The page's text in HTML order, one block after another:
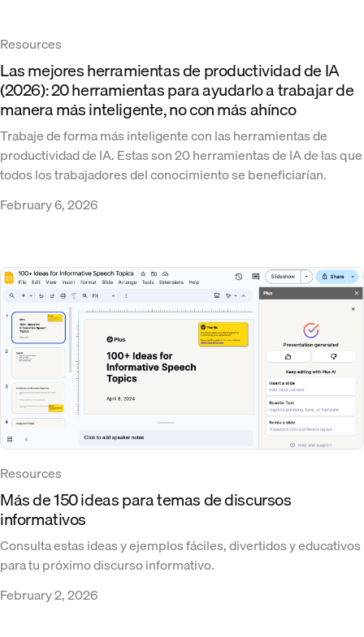
Resources
Las mejores herramientas de productividad de IA
(2026): 20 herramientas para ayudarlo a trabajar de
manera más inteligente, no con más ahínco
Trabaje de forma más inteligente con las herramientas de
productividad de IA. Estas son 20 herramientas de IA de las que
todos los trabajadores del conocimiento se beneficiarían.
February 6, 2026
Resources
Más de 150 ideas para temas de discursos
informativos
Consulta estas ideas y ejemplos fáciles, divertidos y educativos
para tu próximo discurso informativo.
February 2, 2026